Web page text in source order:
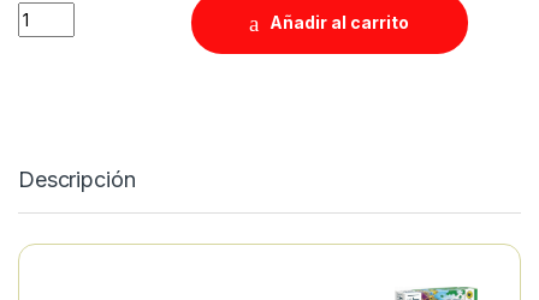
Quantity
Añadir al carrito
Descripción